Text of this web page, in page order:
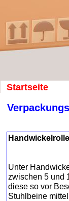
Unter
zwischen 5 und
diese so vor
Stuhlbeine
Startseite